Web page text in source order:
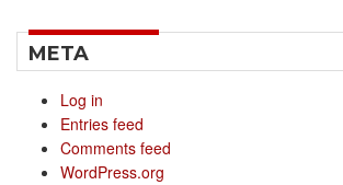
META
Log in
Entries feed
Comments feed
WordPress.org